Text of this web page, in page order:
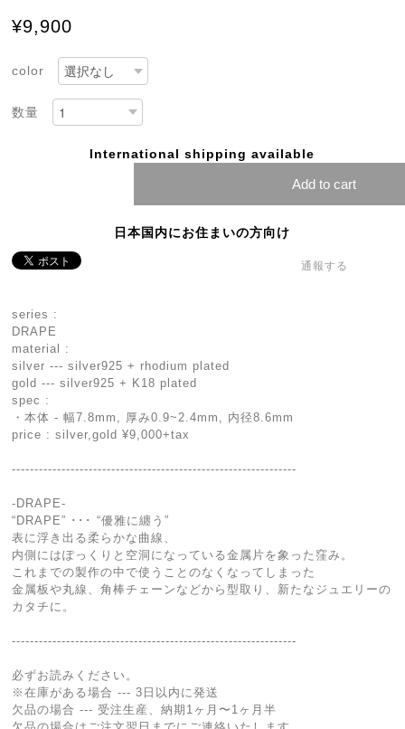
¥9,900
color
数量
International shipping available
Add to cart
日本国内にお住まいの方向け
通報する
series :
DRAPE
material :
silver --- silver925 + rhodium plated
gold --- silver925 + K18 plated
spec :
・本体 - 幅7.8mm, 厚み0.9~2.4mm, 内径8.6mm
price : silver,gold ¥9,000+tax
---------------------------------------------------------------
-DRAPE-
“DRAPE” ･･･ “優雅に纏う”
表に浮き出る柔らかな曲線、
内側にはぽっくりと空洞になっている金属片を象った窪み。
これまでの製作の中で使うことのなくなってしまった
金属板や丸線、角棒チェーンなどから型取り、新たなジュエリーの
カタチに。
---------------------------------------------------------------
必ずお読みください。
※在庫がある場合 --- 3日以内に発送
欠品の場合 --- 受注生産、納期1ヶ月〜1ヶ月半